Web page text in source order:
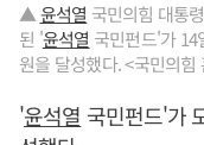
▲윤석열 국민의힘 대통
된 '윤석열 국민펀드'가 14
원을 달성했다. <국민의힘
'윤석열 국민펀드'가